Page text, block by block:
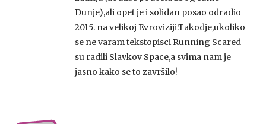
Dunje),ali opet je i solidan posao odradio
2015. na velikoj Evroviziji.Takodje,ukoliko
se ne varam tekstopisci Running Scared
su radili Slavkov Space,a svima nam je
jasno kako se to završilo!